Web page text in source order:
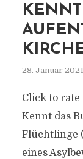
28. Januar 2021
Click to rate
Kennt das
Flüchtlinge
eines